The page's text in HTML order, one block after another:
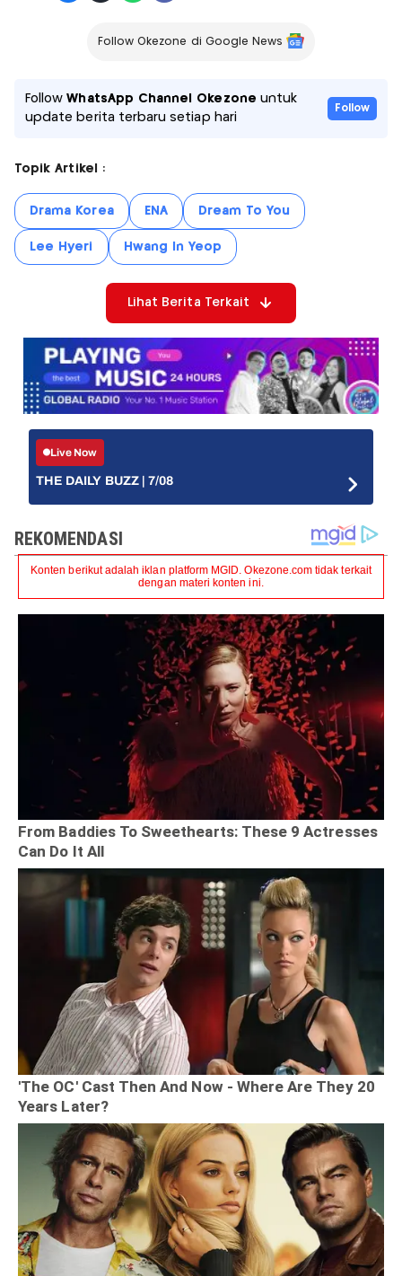
Follow Okezone di Google News
FollowWhatsApp Channel Okezone untuk
update berita terbaru setiap hari
Follow
Topik Artikel :
Drama Korea ENA Dream To You
Lee Hyeri Hwang In Yeop
Lihat Berita Terkait
Live Now
THE DAILY BUZZ | 7/08